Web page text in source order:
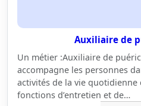
Auxiliaire de
Un métier :Auxiliaire de
accompagne les personnes
activités de la vie quotidienne
fonctions d’entretien et de…